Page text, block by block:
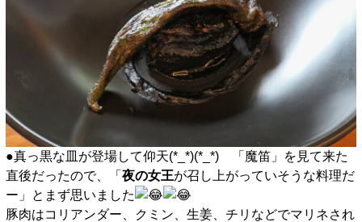
●真っ黒な皿が登場して仰天(*_*)(*_*) 「魔笛」を見て来た
直後だったので、「 夜の女王が召し上がっていそうな料理だ
ー」とまず思いました
豚肉はコリアンダー、クミン、生姜、チリなどでマリネされ